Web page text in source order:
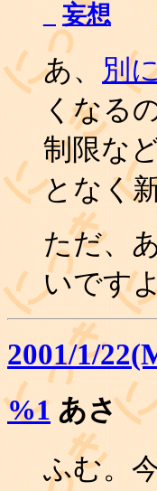
妄想
あ、 別
くなる
制限な
となく
ただ、
いです
2001/1/
%1 あさ
ふむ。